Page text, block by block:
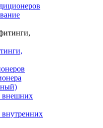
внешних